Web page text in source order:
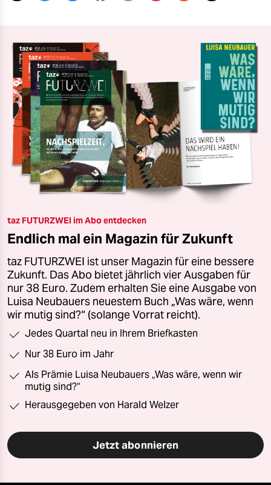
taz FUTURZWEI im Abo entdecken
Endlich mal ein Magazin für Zukunft
taz FUTURZWEI ist unser Magazin für eine bessere
Zukunft. Das Abo bietet jährlich vier Ausgaben für
nur 38 Euro. Zudem erhalten Sie eine Ausgabe von
Luisa Neubauers neuestem Buch „Was wäre, wenn
wir mutig sind?“ (solange Vorrat reicht).
Jedes Quartal neu in Ihrem Briefkasten
Nur 38 Euro im Jahr
Als Prämie Luisa Neubauers „Was wäre, wenn wir
mutig sind?“
Herausgegeben von Harald Welzer
Jetzt abonnieren